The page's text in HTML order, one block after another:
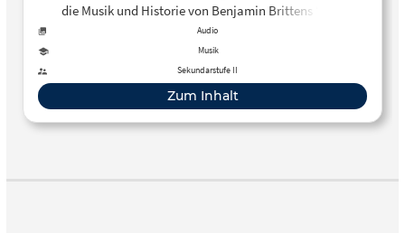
die Musik und Historie von Benjamin Brittens “War
Requiem” ein: Die Gedichte des Briten Wilfred Owen über
„das Leid des Krieges“ haben bis heute Gewicht – er starb
im Ersten Weltkrieg. Der Komponist Benjamin Britten
vereinte Owens Gedichte und den lateinischen Messetext
zur Totenmesse eines “War Requiems”, uraufgeführt am 30.
Mai 1962 in der Kathedrale der Stadt Coventry.
Audio
Musik
Sekundarstufe II
Zum Inhalt